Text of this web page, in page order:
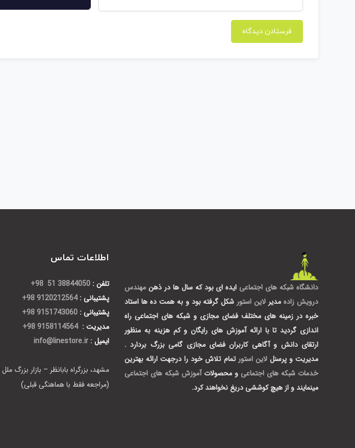
دانشگاه شبکه های اجتماعی ایده ای بود که سال ها در ذهن مهندس
درویش زاده مدیر لاین استور شکل گرفته بود و به همت ده ها استاد
خبره در زمینه های مختلف فضای مجازی و شبکه های اجتماعی راه
اندازی گردید تا با ارائه آموزش های رایگان و کم هزینه به منظور
ارتقای دانش و آگاهی کاربران فضای مجازی گامی بزرگ بردارد .
مدیریت و پرسنللاین استور تمام تلاش خود را درجهت ارائه بهترین
خدمات شبکه های اجتماعی و محصولات آموزش شبکه های اجتماعی
مینمایند و از هیچ کوششی دریغ نخواهند کرد.
اطلاعات تماس
تلفن : 38844050 51 98+
پشتیبانی : 9120212564 98+
پشتیبانی : 9151743060 98+
مدیریت : 9158114564 98+
ایمیل : info@linestore.ir
(مراجعه فقط با هماهنگی قبلی)